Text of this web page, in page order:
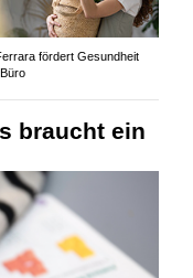
fördert Gesundheit
braucht ein